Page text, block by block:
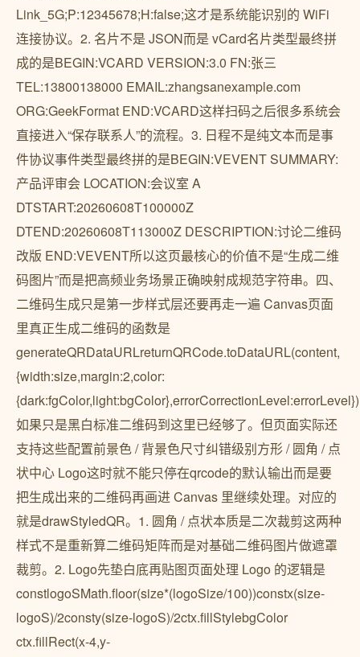
Link_5G;P:12345678;H:false;这才是系统能识别的 WiFi
连接协议。2. 名片不是 JSON而是 vCard名片类型最终拼
成的是BEGIN:VCARD VERSION:3.0 FN:张三
TEL:13800138000 EMAIL:zhangsanexample.com
ORG:GeekFormat END:VCARD这样扫码之后很多系统会
直接进入“保存联系人”的流程。3. 日程不是纯文本而是事
件协议事件类型最终拼的是BEGIN:VEVENT SUMMARY:
产品评审会 LOCATION:会议室 A
DTSTART:20260608T100000Z
DTEND:20260608T113000Z DESCRIPTION:讨论二维码
改版 END:VEVENT所以这页最核心的价值不是“生成二维
码图片”而是把高频业务场景正确映射成规范字符串。四、
二维码生成只是第一步样式层还要再走一遍 Canvas页面
里真正生成二维码的函数是
generateQRDataURLreturnQRCode.toDataURL(content,
{width:size,margin:2,color:
{dark:fgColor,light:bgColor},errorCorrectionLevel:errorLevel})
如果只是黑白标准二维码到这里已经够了。但页面实际还
支持这些配置前景色 / 背景色尺寸纠错级别方形 / 圆角 / 点
状中心 Logo这时就不能只停在qrcode的默认输出而是要
把生成出来的二维码再画进 Canvas 里继续处理。对应的
就是drawStyledQR。1. 圆角 / 点状本质是二次裁剪这两种
样式不是重新算二维码矩阵而是对基础二维码图片做遮罩
裁剪。2. Logo先垫白底再贴图页面处理 Logo 的逻辑是
constlogoSMath.floor(size*(logoSize/100))constx(size-
logoS)/2consty(size-logoS)/2ctx.fillStylebgColor
ctx.fillRect(x-4,y-